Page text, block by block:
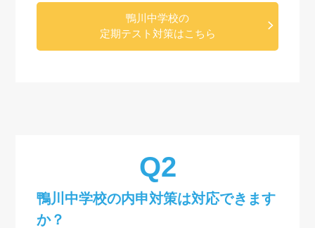
鴨川中学校の
定期テスト対策はこちら
鴨川中学校の内申対策は対応できます
か？